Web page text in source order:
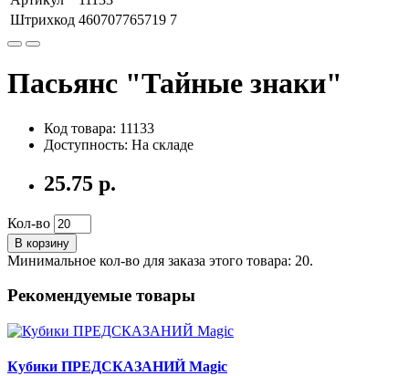
Штрихкод 460707765719 7
Пасьянс "Тайные знаки"
Код товара: 11133
Доступность: На складе
25.75 р.
Кол-во
В корзину
Минимальное кол-во для заказа этого товара: 20.
Рекомендуемые товары
Кубики ПРЕДСКАЗАНИЙ Magic